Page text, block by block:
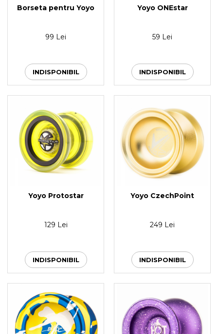
Borseta pentru Yoyo
99 Lei
INDISPONIBIL
Yoyo ONEstar
59 Lei
INDISPONIBIL
Yoyo Protostar
129 Lei
INDISPONIBIL
Yoyo CzechPoint
249 Lei
INDISPONIBIL